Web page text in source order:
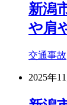
新潟
や肩
交通事故
2025年